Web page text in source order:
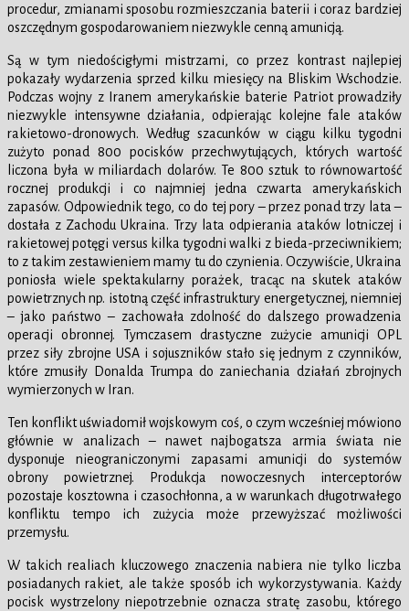
procedur, zmianami sposobu rozmieszczania baterii i coraz bardziej
oszczędnym gospodarowaniem niezwykle cenną amunicją.
Są w tym niedościgłymi mistrzami, co przez kontrast najlepiej
pokazały wydarzenia sprzed kilku miesięcy na Bliskim Wschodzie.
Podczas wojny z Iranem amerykańskie baterie Patriot prowadziły
niezwykle intensywne działania, odpierając kolejne fale ataków
rakietowo-dronowych. Według szacunków w ciągu kilku tygodni
zużyto ponad 800 pocisków przechwytujących, których wartość
liczona była w miliardach dolarów. Te 800 sztuk to równowartość
rocznej produkcji i co najmniej jedna czwarta amerykańskich
zapasów. Odpowiednik tego, co do tej pory – przez ponad trzy lata –
dostała z Zachodu Ukraina. Trzy lata odpierania ataków lotniczej i
rakietowej potęgi versus kilka tygodni walki z bieda-przeciwnikiem;
to z takim zestawieniem mamy tu do czynienia. Oczywiście, Ukraina
poniosła wiele spektakularny porażek, tracąc na skutek ataków
powietrznych np. istotną część infrastruktury energetycznej, niemniej
– jako państwo – zachowała zdolność do dalszego prowadzenia
operacji obronnej. Tymczasem drastyczne zużycie amunicji OPL
przez siły zbrojne USA i sojuszników stało się jednym z czynników,
które zmusiły Donalda Trumpa do zaniechania działań zbrojnych
wymierzonych w Iran.
Ten konflikt uświadomił wojskowym coś, o czym wcześniej mówiono
głównie w analizach – nawet najbogatsza armia świata nie
dysponuje nieograniczonymi zapasami amunicji do systemów
obrony powietrznej. Produkcja nowoczesnych interceptorów
pozostaje kosztowna i czasochłonna, a w warunkach długotrwałego
konfliktu tempo ich zużycia może przewyższać możliwości
przemysłu.
W takich realiach kluczowego znaczenia nabiera nie tylko liczba
posiadanych rakiet, ale także sposób ich wykorzystywania. Każdy
pocisk wystrzelony niepotrzebnie oznacza stratę zasobu, którego